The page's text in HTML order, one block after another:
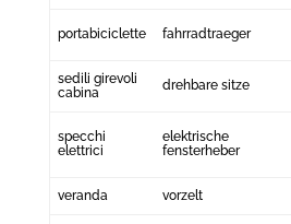
portabiciclette fahrradtraeger
sedili girevoli
cabina
drehbare sitze
specchi
elettrici
elektrische
fensterheber
veranda vorzelt